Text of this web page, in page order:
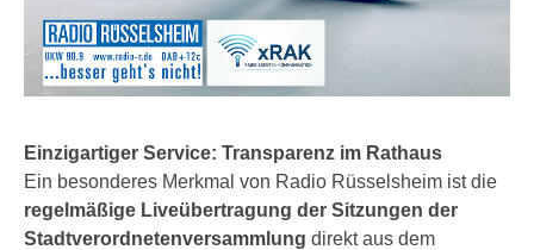
Einzigartiger Service: Transparenz im Rathaus
Ein besonderes Merkmal von Radio Rüsselsheim ist die
regelmäßige Liveübertragung der Sitzungen der
Stadtverordnetenversammlung direkt aus dem